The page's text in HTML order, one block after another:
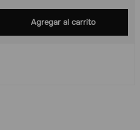
Agregar al carrito